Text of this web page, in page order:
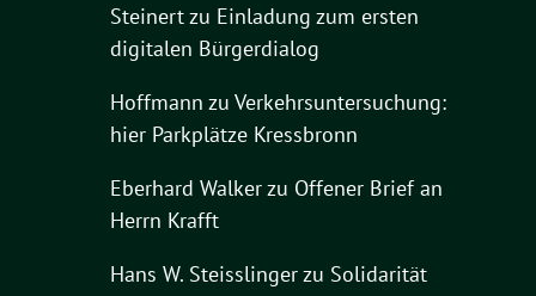
Steinertzu Einladung zum ersten
digitalen Bürgerdialog
Hoffmann zu Verkehrsuntersuchung:
hier Parkplätze Kressbronn
Eberhard Walkerzu Offener Brief an
Herrn Krafft
Hans W. Steisslingerzu Solidarität